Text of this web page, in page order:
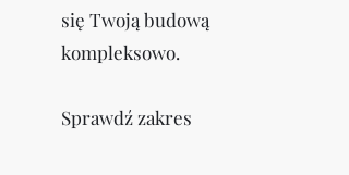
się Twoją budową
kompleksowo.
Sprawdź zakres